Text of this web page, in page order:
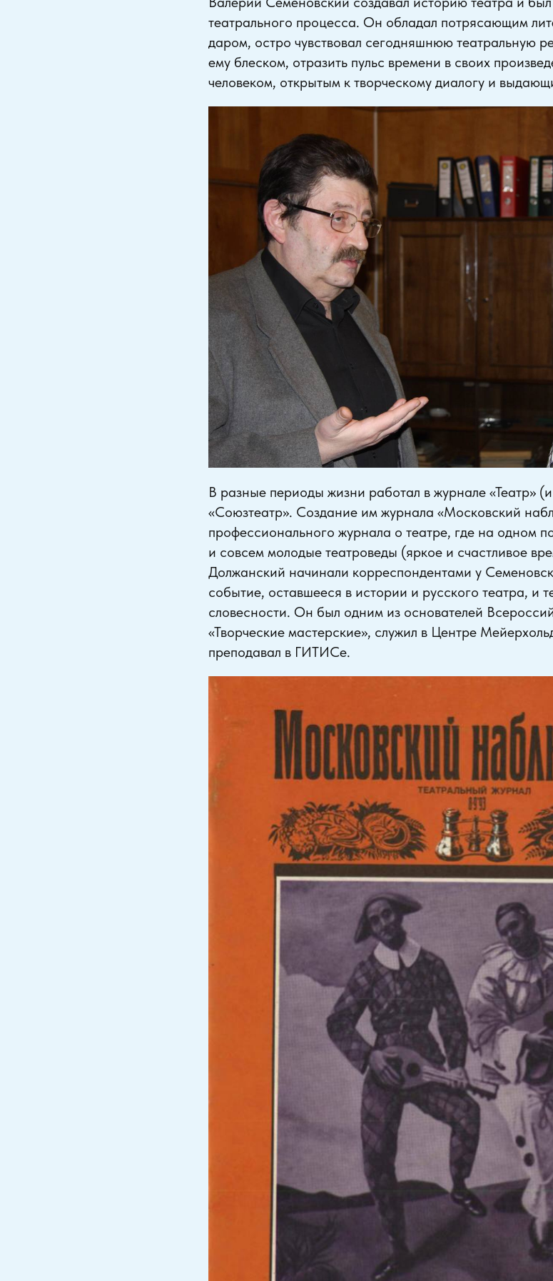
театрального процесса. Он обладал потрясающим
даром, остро чувствовал сегодняшнюю театральную
ему блеском, отразить пульс времени в своих
человеком, открытым к творческому диалогу и
В разные периоды жизни работал в журнале «Театр»
«Союзтеатр». Создание им журнала «Московский
профессионального журнала о театре, где на одном
и совсем молодые театроведы (яркое и счастливое
Должанский начинали корреспондентами у
событие, оставшееся в истории и русского театра, и
словесности. Он был одним из основателей
«Творческие мастерские», служил в Центре
преподавал в ГИТИСе.